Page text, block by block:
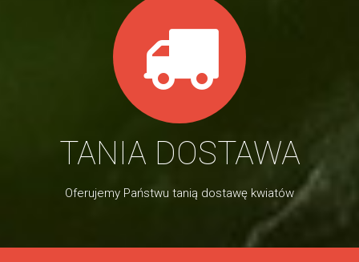
TANIA DOSTAWA
Oferujemy Państwu tanią dostawę kwiatów